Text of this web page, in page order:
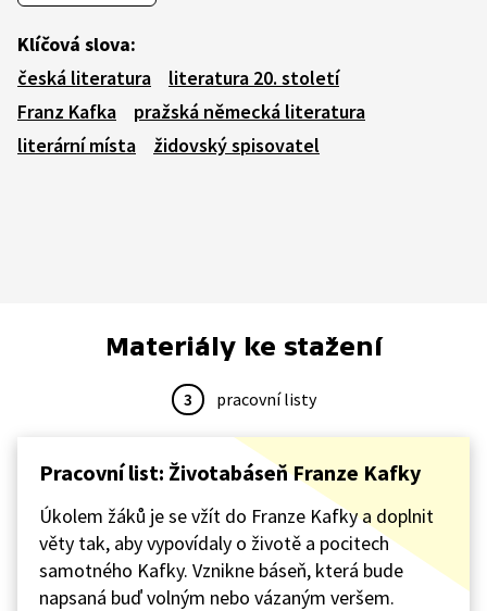
Klíčová slova:
česká literatura
literatura 20. století
Franz Kafka
pražská německá literatura
literární místa
židovský spisovatel
Materiály ke stažení
3 pracovní listy
Pracovní list: Životabáseň Franze Kafky
Úkolem žáků je se vžít do Franze Kafky a doplnit
věty tak, aby vypovídaly o životě a pocitech
samotného Kafky. Vznikne báseň, která bude
napsaná buď volným nebo vázaným veršem.